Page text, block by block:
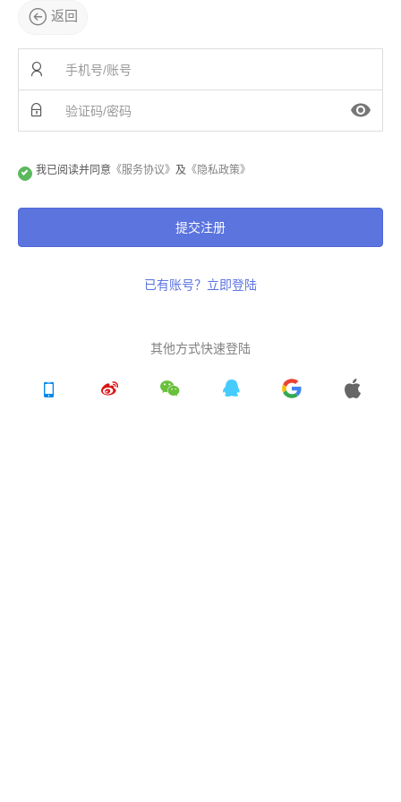
返回
我已阅读并同意 《服务协议》 及 《隐私政策》
提交注册
已有账号？立即登陆
其他方式快速登陆